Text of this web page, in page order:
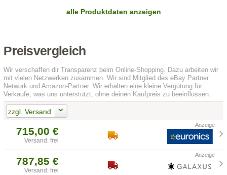
alle Produktdaten anzeigen
Preisvergleich
Wir verschaffen dir Transparenz beim Online-Shopping. Dazu arbeiten wir
mit vielen Netzwerken zusammen. Wir sind Mitglied des eBay Partner
Network und Amazon-Partner. Wir erhalten eine kleine Vergütung für
Verkäufe, was uns unterstützt, ohne deinen Kaufpreis zu beeinflussen.
zzgl. Versand
715,00 €
Versand: frei
787,85 €
Versand: frei